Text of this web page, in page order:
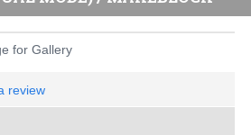
for Gallery
review